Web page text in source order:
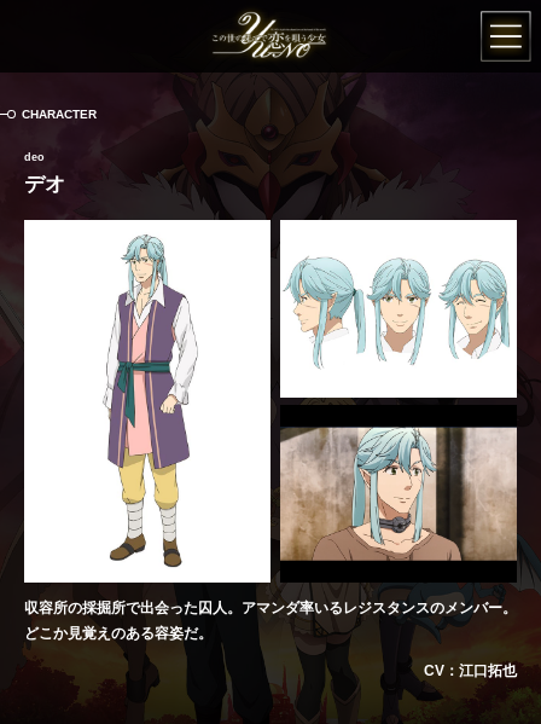
この世の果てで
CHARACTER
deo
デオ
収容所の採掘所で出会った囚人。アマンダ率いるレジスタンスのメンバー。
どこか見覚えのある容姿だ。
CV：江口拓也